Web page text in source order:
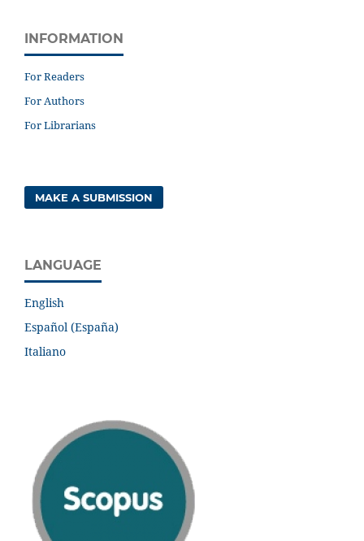
INFORMATION
For Readers
For Authors
For Librarians
MAKE A SUBMISSION
LANGUAGE
English
Español (España)
Italiano